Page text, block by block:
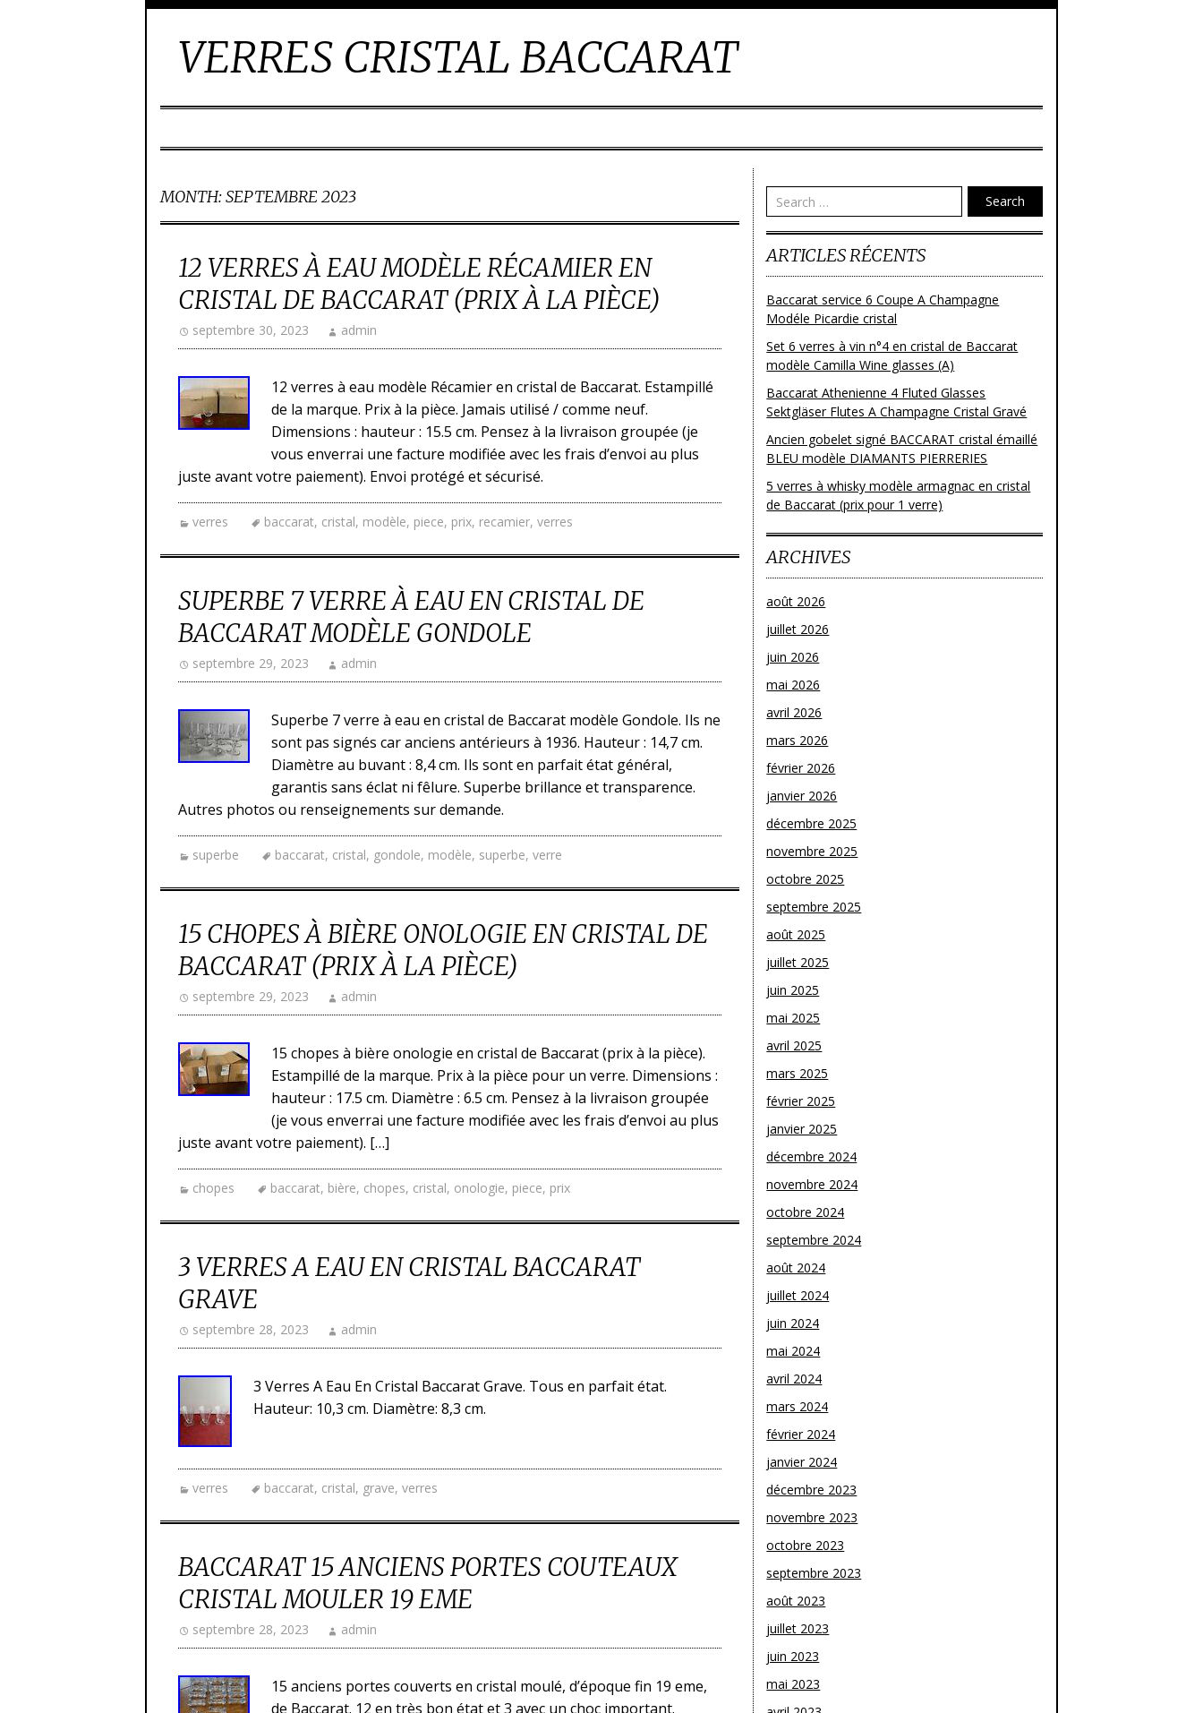
VERRES CRISTAL BACCARAT
MONTH:SEPTEMBRE 2023
12 VERRES À EAU MODÈLE RÉCAMIER EN
CRISTAL DE BACCARAT (PRIX À LA PIÈCE)
septembre 30, 2023 admin
12 verres à eau modèle Récamier en cristal de Baccarat. Estampillé
de la marque. Prix à la pièce. Jamais utilisé / comme neuf.
Dimensions : hauteur : 15.5 cm. Pensez à la livraison groupée (je
vous enverrai une facture modifiée avec les frais d’envoi au plus
juste avant votre paiement). Envoi protégé et sécurisé.
verres baccarat, cristal, modèle, piece, prix, recamier, verres
SUPERBE 7 VERRE À EAU EN CRISTAL DE
BACCARAT MODÈLE GONDOLE
septembre 29, 2023 admin
Superbe 7 verre à eau en cristal de Baccarat modèle Gondole. Ils ne
sont pas signés car anciens antérieurs à 1936. Hauteur : 14,7 cm.
Diamètre au buvant : 8,4 cm. Ils sont en parfait état général,
garantis sans éclat ni fêlure. Superbe brillance et transparence.
Autres photos ou renseignements sur demande.
superbe baccarat, cristal, gondole, modèle, superbe, verre
15 CHOPES À BIÈRE ONOLOGIE EN CRISTAL DE
BACCARAT (PRIX À LA PIÈCE)
septembre 29, 2023 admin
15 chopes à bière onologie en cristal de Baccarat (prix à la pièce).
Estampillé de la marque. Prix à la pièce pour un verre. Dimensions :
hauteur : 17.5 cm. Diamètre : 6.5 cm. Pensez à la livraison groupée
(je vous enverrai une facture modifiée avec les frais d’envoi au plus
juste avant votre paiement). […]
chopes baccarat, bière, chopes, cristal, onologie, piece, prix
3 VERRES A EAU EN CRISTAL BACCARAT
GRAVE
septembre 28, 2023 admin
3 Verres A Eau En Cristal Baccarat Grave. Tous en parfait état.
Hauteur: 10,3 cm. Diamètre: 8,3 cm.
verres baccarat, cristal, grave, verres
BACCARAT 15 ANCIENS PORTES COUTEAUX
CRISTAL MOULER 19 EME
septembre 28, 2023 admin
15 anciens portes couverts en cristal moulé, d’époque fin 19 eme,
de Baccarat. 12 en très bon état et 3 avec un choc important.
Search
ARTICLES RÉCENTS
Baccarat service 6 Coupe A Champagne
Modéle Picardie cristal
Set 6 verres à vin n°4 en cristal de Baccarat
modèle Camilla Wine glasses (A)
Baccarat Athenienne 4 Fluted Glasses
Sektgläser Flutes A Champagne Cristal Gravé
Ancien gobelet signé BACCARAT cristal émaillé
BLEU modèle DIAMANTS PIERRERIES
5 verres à whisky modèle armagnac en cristal
de Baccarat (prix pour 1 verre)
ARCHIVES
août 2026
juillet 2026
juin 2026
mai 2026
avril 2026
mars 2026
février 2026
janvier 2026
décembre 2025
novembre 2025
octobre 2025
septembre 2025
août 2025
juillet 2025
juin 2025
mai 2025
avril 2025
mars 2025
février 2025
janvier 2025
décembre 2024
novembre 2024
octobre 2024
septembre 2024
août 2024
juillet 2024
juin 2024
mai 2024
avril 2024
mars 2024
février 2024
janvier 2024
décembre 2023
novembre 2023
octobre 2023
septembre 2023
août 2023
juillet 2023
juin 2023
mai 2023